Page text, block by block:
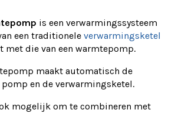
is een verwarmingssysteem
een traditionele verwarmingsketel
met die van een warmtepomp.
maakt automatisch de
en de verwarmingsketel.
mogelijk om te combineren met